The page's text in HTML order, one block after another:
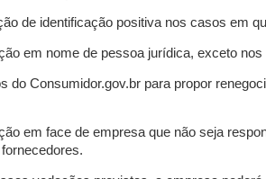
de identificação positiva nos casos em
em nome de pessoa jurídica, exceto
do Consumidor.gov.br para propor
em face de empresa que não seja